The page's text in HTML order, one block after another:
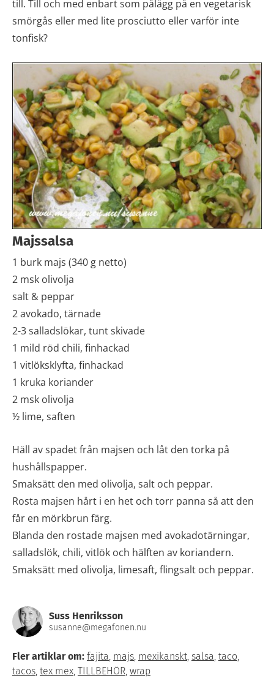
till. Till och med enbart som pålägg på en vegetarisk
smörgås eller med lite prosciutto eller varför inte
tonfisk?
Majssalsa
1 burk majs (340 g netto)
2 msk olivolja
salt & peppar
2 avokado, tärnade
2-3 salladslökar, tunt skivade
1 mild röd chili, finhackad
1 vitlöksklyfta, finhackad
1 kruka koriander
2 msk olivolja
½ lime, saften
Häll av spadet från majsen och låt den torka på
hushållspapper.
Smaksätt den med olivolja, salt och peppar.
Rosta majsen hårt i en het och torr panna så att den
får en mörkbrun färg.
Blanda den rostade majsen med avokadotärningar,
salladslök, chili, vitlök och hälften av koriandern.
Smaksätt med olivolja, limesaft, flingsalt och peppar.
Suss Henriksson
susanne@megafonen.nu
Fler artiklar om: fajita majs mexikanskt salsa taco
tacos tex mex TILLBEHÖR wrap